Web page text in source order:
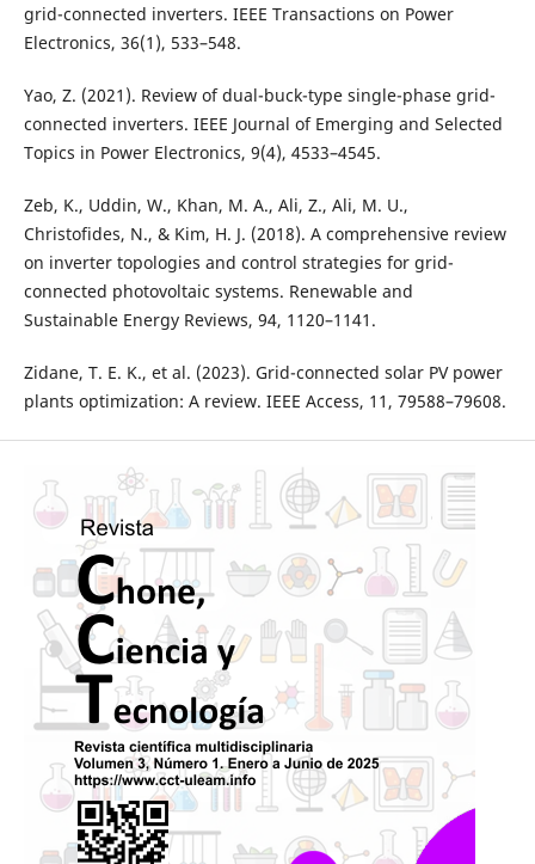
grid-connected inverters. IEEE Transactions on Power
Electronics, 36(1), 533–548.
Yao, Z. (2021). Review of dual-buck-type single-phase grid-
connected inverters. IEEE Journal of Emerging and Selected
Topics in Power Electronics, 9(4), 4533–4545.
Zeb, K., Uddin, W., Khan, M. A., Ali, Z., Ali, M. U.,
Christofides, N., & Kim, H. J. (2018). A comprehensive review
on inverter topologies and control strategies for grid-
connected photovoltaic systems. Renewable and
Sustainable Energy Reviews, 94, 1120–1141.
Zidane, T. E. K., et al. (2023). Grid-connected solar PV power
plants optimization: A review. IEEE Access, 11, 79588–79608.